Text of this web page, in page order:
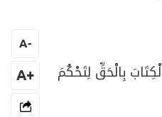
الْكِتَابَ بِالْحَقِّ لِتَحْكُمَ
-
A
+A